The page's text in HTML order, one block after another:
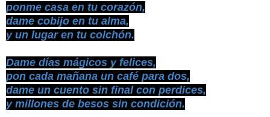
ponme casa en tu corazón,
dame cobijo en tu alma,
y un lugar en tu colchón.
Dame días mágicos y felices,
pon cada mañana un café para dos,
dame un cuento sin final con perdices,
y millones de besos sin condición.